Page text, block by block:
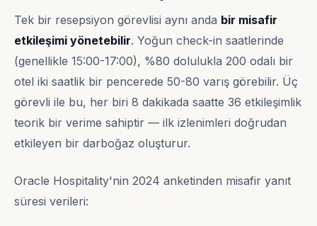
Tek bir resepsiyon görevlisi aynı anda bir misafir
etkileşimi yönetebilir. Yoğun check-in saatlerinde
(genellikle 15:00-17:00), %80 dolulukla 200 odalı bir
otel iki saatlik bir pencerede 50-80 varış görebilir. Üç
görevli ile bu, her biri 8 dakikada saatte 36 etkileşimlik
teorik bir verime sahiptir — ilk izlenimleri doğrudan
etkileyen bir darboğaz oluşturur.
Oracle Hospitality'nin 2024 anketinden misafir yanıt
süresi verileri: